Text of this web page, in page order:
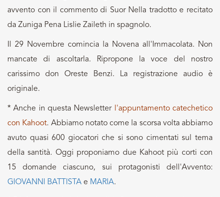
avvento con il commento di Suor Nella tradotto e recitato
da Zuniga Pena Lislie Zaileth in spagnolo.
Il 29 Novembre comincia la Novena all'Immacolata. Non
mancate di ascoltarla. Ripropone la voce del nostro
carissimo don Oreste Benzi. La registrazione audio è
originale.
* Anche in questa Newsletter
l'appuntamento catechetico
con Kahoot. Abbiamo notato come la scorsa volta abbiamo
avuto quasi 600 giocatori che si sono cimentati sul tema
della santità. Oggi proponiamo due Kahoot più corti con
15 domande ciascuno, sui protagonisti dell'Avvento:
GIOVANNI BATTISTA e MARIA.